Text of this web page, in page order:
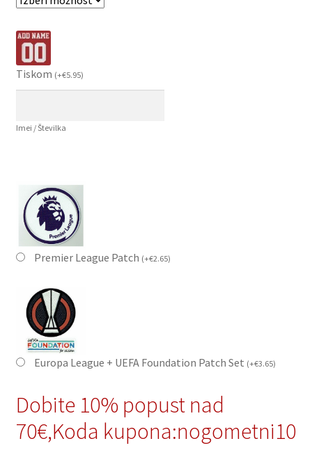
Tiskom (+€5.95)
Imei / Številka
Premier League Patch (+€2.65)
Europa League + UEFA Foundation Patch Set (+€3.65)
Dobite 10% popust nad
70€,Koda kupona:nogometni10